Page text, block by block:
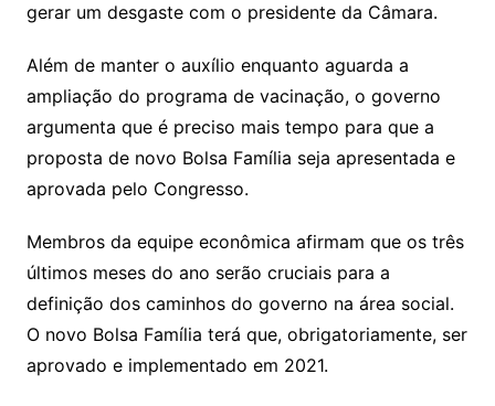
gerar um desgaste com o presidente da Câmara.
Além de manter o auxílio enquanto aguarda a
ampliação do programa de vacinação, o governo
argumenta que é preciso mais tempo para que a
proposta de novo Bolsa Família seja apresentada e
aprovada pelo Congresso.
Membros da equipe econômica afirmam que os três
últimos meses do ano serão cruciais para a
definição dos caminhos do governo na área social.
O novo Bolsa Família terá que, obrigatoriamente, ser
aprovado e implementado em 2021.